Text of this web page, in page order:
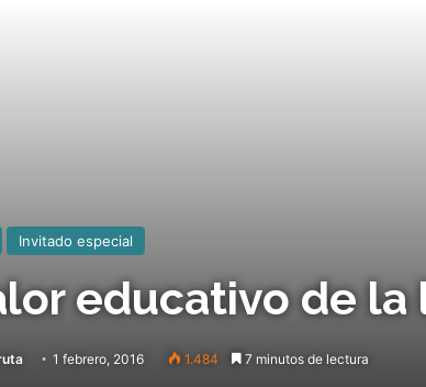
Invitado especial
educativo de
1 febrero, 2016 1.484 7 minutos de lectura